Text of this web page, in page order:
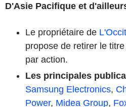
D'Asie Pacifique et
Le propriétaire de
propose de retirer le
par action.
Les principales
Samsung Electronics,
Power, Midea Group,